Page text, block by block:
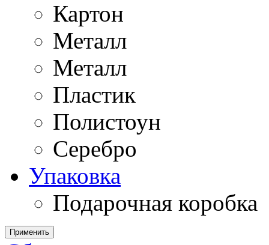
Картон
Металл
Металл
Пластик
Полистоун
Серебро
Упаковка
Подарочная коробка
Применить